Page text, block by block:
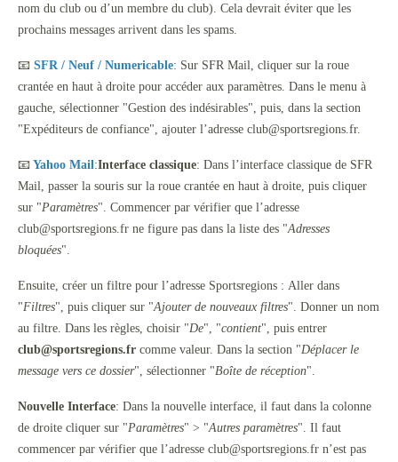
nom du club ou d’un membre du club). Cela devrait éviter que les
prochains messages arrivent dans les spams.
📧 SFR / Neuf / Numericable: Sur SFR Mail, cliquer sur la roue
crantée en haut à droite pour accéder aux paramètres. Dans le menu à
gauche, sélectionner "Gestion des indésirables", puis, dans la section
"Expéditeurs de confiance", ajouter l’adresse club@sportsregions.fr.
📧 Yahoo Mail:Interface classique: Dans l’interface classique de SFR
Mail, passer la souris sur la roue crantée en haut à droite, puis cliquer
sur "Paramètres". Commencer par vérifier que l’adresse
club@sportsregions.fr ne figure pas dans la liste des "Adresses
bloquées".
Ensuite, créer un filtre pour l’adresse Sportsregions : Aller dans
"Filtres", puis cliquer sur "Ajouter de nouveaux filtres". Donner un nom
au filtre. Dans les règles, choisir "De", "contient", puis entrer
club@sportsregions.fr comme valeur. Dans la section "Déplacer le
message vers ce dossier", sélectionner "Boîte de réception".
Nouvelle Interface: Dans la nouvelle interface, il faut dans la colonne
de droite cliquer sur "Paramètres" > "Autres paramètres". Il faut
commencer par vérifier que l’adresse club@sportsregions.fr n’est pas